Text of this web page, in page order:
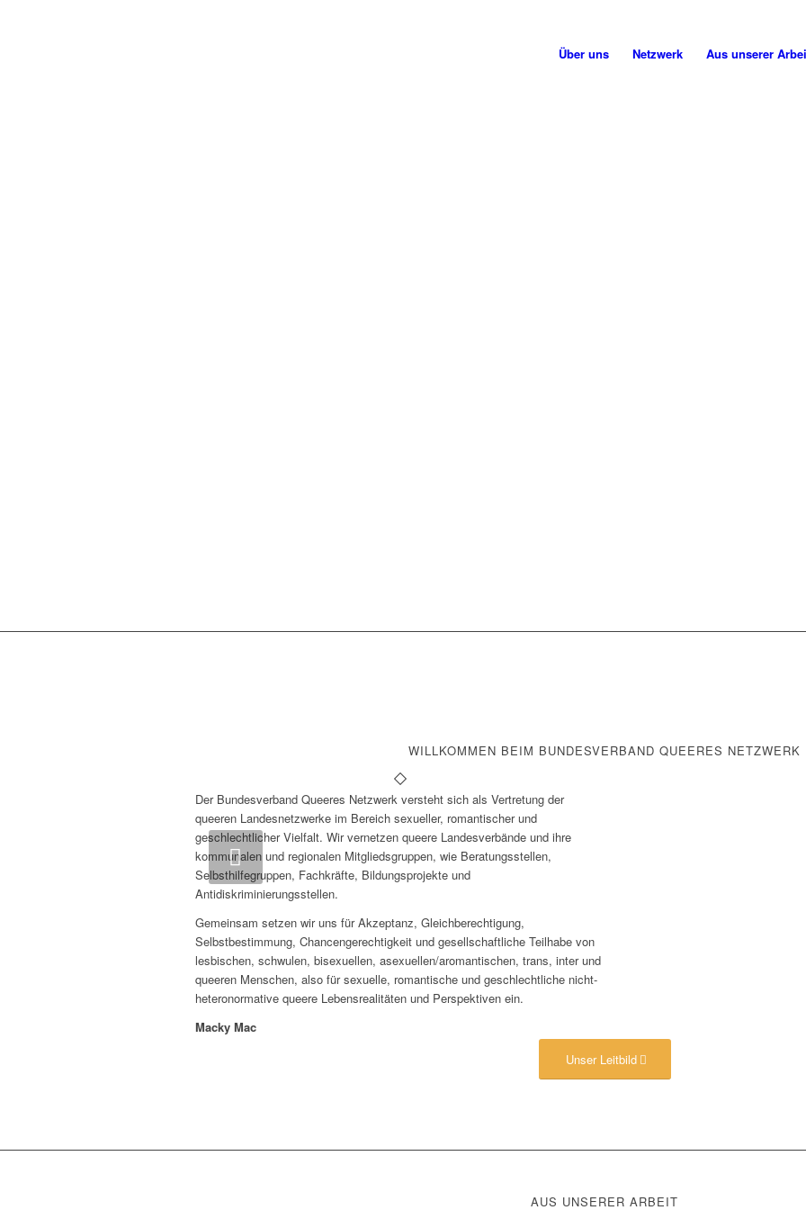
Über uns Netzwerk Aus unserer
WILLKOMMEN BEIM BUNDESVERBAND QUEERES NETZWERK
Der Bundesverband Queeres Netzwerk versteht sich als Vertretung der
queeren Landesnetzwerke im Bereich sexueller, romantischer und
geschlechtlicher Vielfalt. Wir vernetzen queere Landesverbände und ihre
kommunalen und regionalen Mitgliedsgruppen, wie Beratungsstellen,
Selbsthilfegruppen, Fachkräfte, Bildungsprojekte und
Antidiskriminierungsstellen.
Gemeinsam setzen wir uns für Akzeptanz, Gleichberechtigung,
Selbstbestimmung, Chancengerechtigkeit und gesellschaftliche Teilhabe von
lesbischen, schwulen, bisexuellen, asexuellen/aromantischen, trans, inter und
queeren Menschen, also für sexuelle, romantische und geschlechtliche nicht-
heteronormative queere Lebensrealitäten und Perspektiven ein.
Macky Mac
Unser Leitbild
AUS UNSERER ARBEIT